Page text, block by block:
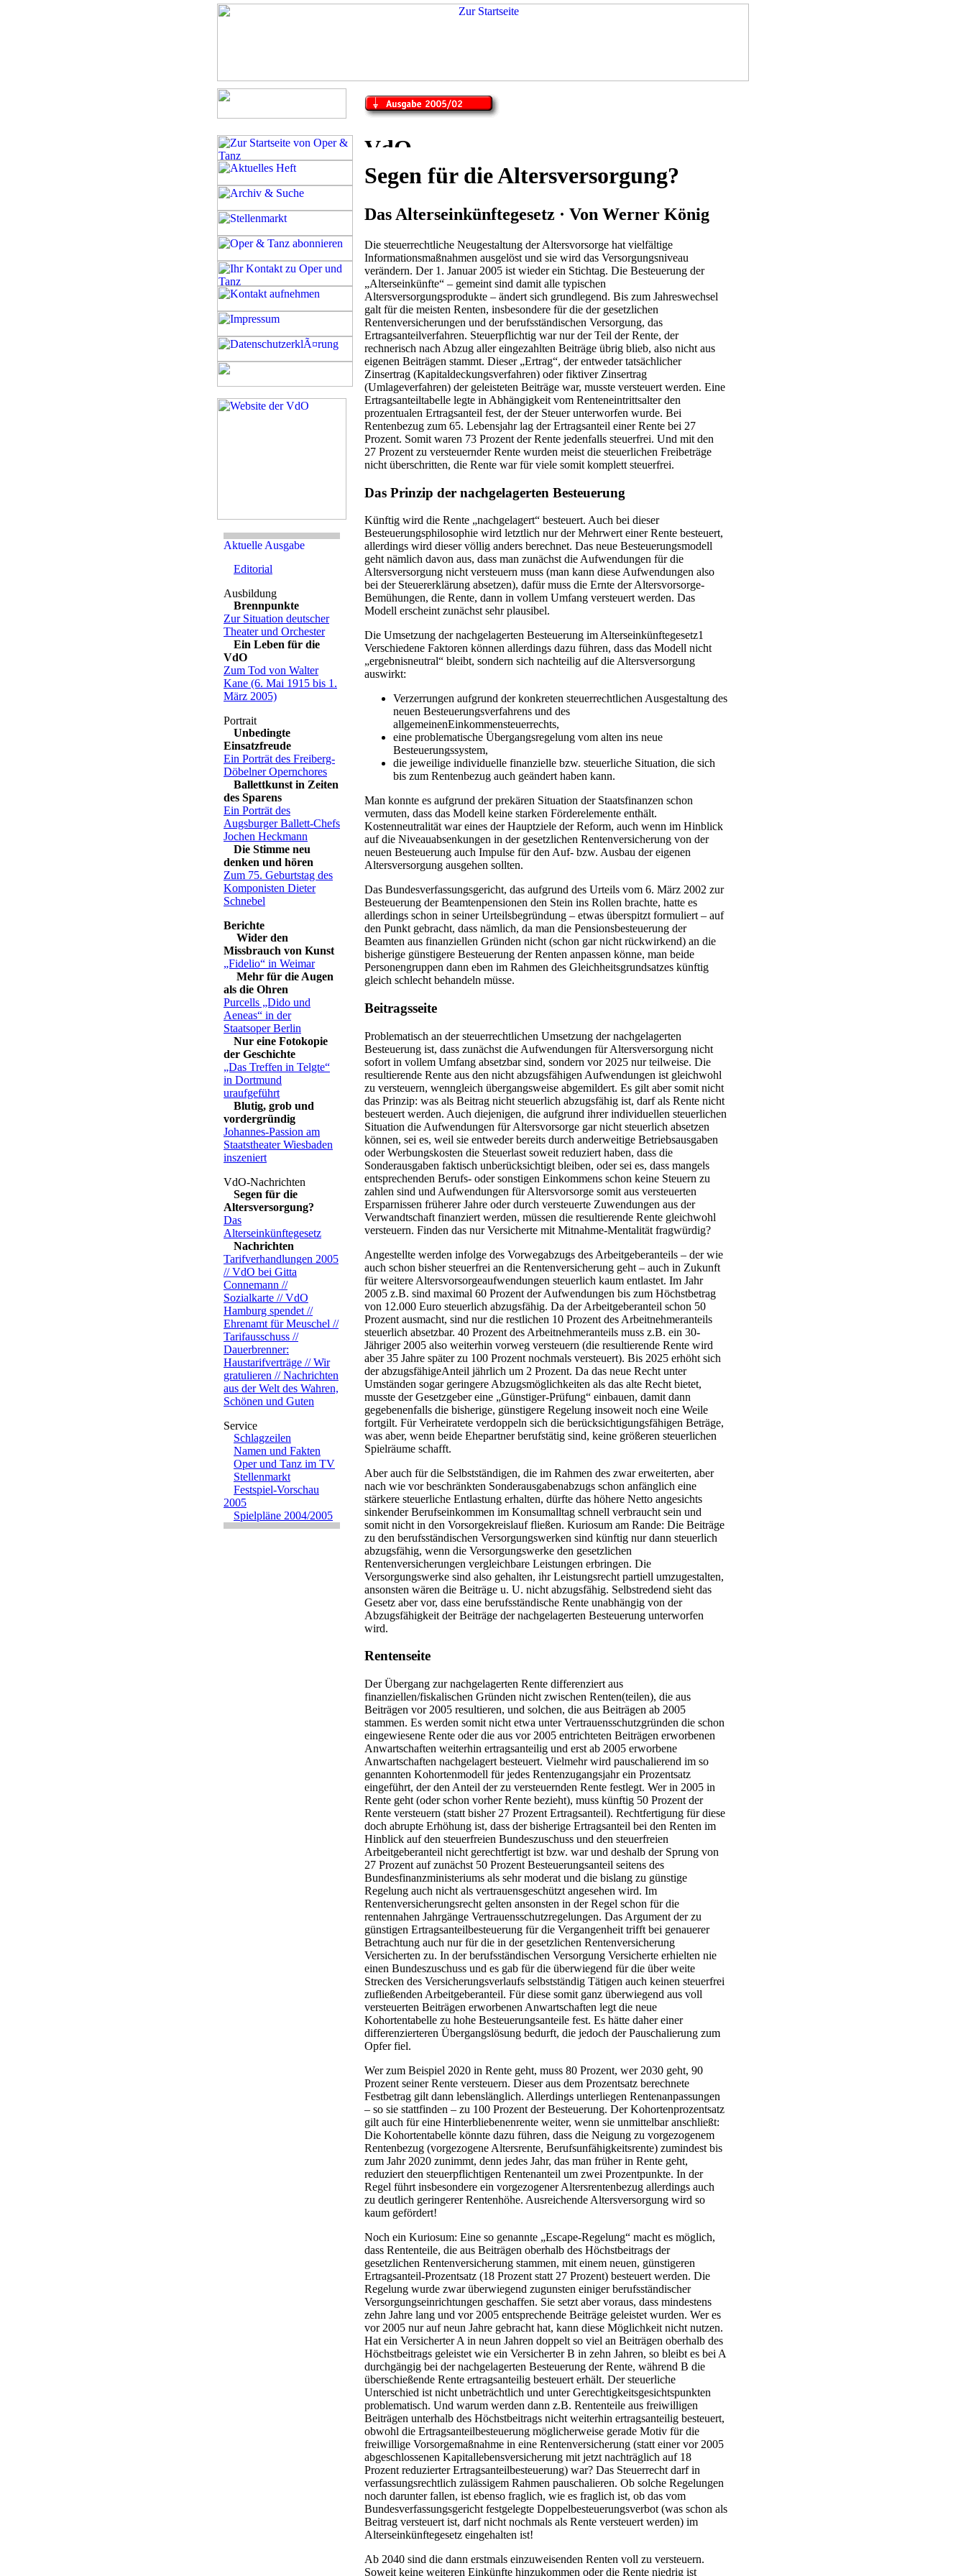
Editorial
Brennpunkte
Zur Situation deutscher
Theater und Orchester
Ein Leben für die
VdO
Zum Tod von Walter
Kane (6. Mai 1915 bis 1.
März 2005)
Unbedingte
Einsatzfreude
Ein Porträt des Freiberg-
Döbelner Opernchores
Ballettkunst in Zeiten
des Sparens
Ein Porträt des
Augsburger Ballett-Chefs
Jochen Heckmann
Die Stimme neu
denken und hören
Zum 75. Geburtstag des
Komponisten Dieter
Schnebel
Wider den
Missbrauch von Kunst
„Fidelio“ in Weimar
Mehr für die Augen
als die Ohren
Purcells „Dido und
Aeneas“ in der
Staatsoper Berlin
Nur eine Fotokopie
der Geschichte
„Das Treffen in Telgte“
in Dortmund
uraufgeführt
Blutig, grob und
vordergründig
Johannes-Passion am
Staatstheater Wiesbaden
inszeniert
Segen für die
Altersversorgung?
Das
Alterseinkünftegesetz
Nachrichten
Tarifverhandlungen 2005
// VdO bei Gitta
Connemann //
Sozialkarte // VdO
Hamburg spendet //
Ehrenamt für Meuschel //
Tarifausschuss //
Dauerbrenner:
Haustarifverträge // Wir
gratulieren // Nachrichten
aus der Welt des Wahren,
Schönen und Guten
Schlagzeilen
Namen und Fakten
Oper und Tanz im TV
Stellenmarkt
Festspiel-Vorschau
2005
Spielpläne 2004/2005
Segen für die Altersversorgung?
Das Alterseinkünftegesetz · Von Werner König
Die steuerrechtliche Neugestaltung der Altersvorsorge hat vielfältige
Informationsmaßnahmen ausgelöst und sie wird das Versorgungsniveau
verändern. Der 1. Januar 2005 ist wieder ein Stichtag. Die Besteuerung der
„Alterseinkünfte“ – gemeint sind damit alle typischen
Altersversorgungsprodukte – ändert sich grundlegend. Bis zum Jahreswechsel
galt für die meisten Renten, insbesondere für die der gesetzlichen
Rentenversicherungen und der berufsständischen Versorgung, das
Ertragsanteilverfahren. Steuerpflichtig war nur der Teil der Rente, der
rechnerisch nach Abzug aller eingezahlten Beiträge übrig blieb, also nicht aus
eigenen Beiträgen stammt. Dieser „Ertrag“, der entweder tatsächlicher
Zinsertrag (Kapitaldeckungsverfahren) oder fiktiver Zinsertrag
(Umlageverfahren) der geleisteten Beiträge war, musste versteuert werden. Eine
Ertragsanteiltabelle legte in Abhängigkeit vom Renteneintrittsalter den
prozentualen Ertragsanteil fest, der der Steuer unterworfen wurde. Bei
Rentenbezug zum 65. Lebensjahr lag der Ertragsanteil einer Rente bei 27
Prozent. Somit waren 73 Prozent der Rente jedenfalls steuerfrei. Und mit den
27 Prozent zu versteuernder Rente wurden meist die steuerlichen Freibeträge
nicht überschritten, die Rente war für viele somit komplett steuerfrei.
Das Prinzip der nachgelagerten Besteuerung
Künftig wird die Rente „nachgelagert“ besteuert. Auch bei dieser
Besteuerungsphilosophie wird letztlich nur der Mehrwert einer Rente besteuert,
allerdings wird dieser völlig anders berechnet. Das neue Besteuerungsmodell
geht nämlich davon aus, dass man zunächst die Aufwendungen für die
Altersversorgung nicht versteuern muss (man kann diese Aufwendungen also
bei der Steuererklärung absetzen), dafür muss die Ernte der Altersvorsorge-
Bemühungen, die Rente, dann in vollem Umfang versteuert werden. Das
Modell erscheint zunächst sehr plausibel.
Die Umsetzung der nachgelagerten Besteuerung im Alterseinkünftegesetz1
Verschiedene Faktoren können allerdings dazu führen, dass das Modell nicht
„ergebnisneutral“ bleibt, sondern sich nachteilig auf die Altersversorgung
auswirkt:
Verzerrungen aufgrund der konkreten steuerrechtlichen Ausgestaltung des
neuen Besteuerungsverfahrens und des
allgemeinenEinkommensteuerrechts,
eine problematische Übergangsregelung vom alten ins neue
Besteuerungssystem,
die jeweilige individuelle finanzielle bzw. steuerliche Situation, die sich
bis zum Rentenbezug auch geändert haben kann.
Man konnte es aufgrund der prekären Situation der Staatsfinanzen schon
vermuten, dass das Modell keine starken Förderelemente enthält.
Kostenneutralität war eines der Hauptziele der Reform, auch wenn im Hinblick
auf die Niveauabsenkungen in der gesetzlichen Rentenversicherung von der
neuen Besteuerung auch Impulse für den Auf- bzw. Ausbau der eigenen
Altersversorgung ausgehen sollten.
Das Bundesverfassungsgericht, das aufgrund des Urteils vom 6. März 2002 zur
Besteuerung der Beamtenpensionen den Stein ins Rollen brachte, hatte es
allerdings schon in seiner Urteilsbegründung – etwas überspitzt formuliert – auf
den Punkt gebracht, dass nämlich, da man die Pensionsbesteuerung der
Beamten aus finanziellen Gründen nicht (schon gar nicht rückwirkend) an die
bisherige günstigere Besteuerung der Renten anpassen könne, man beide
Personengruppen dann eben im Rahmen des Gleichheitsgrundsatzes künftig
gleich schlecht behandeln müsse.
Beitragsseite
Problematisch an der steuerrechtlichen Umsetzung der nachgelagerten
Besteuerung ist, dass zunächst die Aufwendungen für Altersversorgung nicht
sofort in vollem Umfang absetzbar sind, sondern vor 2025 nur teilweise. Die
resultierende Rente aus den nicht abzugsfähigen Aufwendungen ist gleichwohl
zu versteuern, wenngleich übergangsweise abgemildert. Es gilt aber somit nicht
das Prinzip: was als Beitrag nicht steuerlich abzugsfähig ist, darf als Rente nicht
besteuert werden. Auch diejenigen, die aufgrund ihrer individuellen steuerlichen
Situation die Aufwendungen für Altersvorsorge gar nicht steuerlich absetzen
können, sei es, weil sie entweder bereits durch anderweitige Betriebsausgaben
oder Werbungskosten die Steuerlast soweit reduziert haben, dass die
Sonderausgaben faktisch unberücksichtigt bleiben, oder sei es, dass mangels
entsprechenden Berufs- oder sonstigen Einkommens schon keine Steuern zu
zahlen sind und Aufwendungen für Altersvorsorge somit aus versteuerten
Ersparnissen früherer Jahre oder durch versteuerte Zuwendungen aus der
Verwandtschaft finanziert werden, müssen die resultierende Rente gleichwohl
versteuern. Finden das nur Versicherte mit Mitnahme-Mentalität fragwürdig?
Angestellte werden infolge des Vorwegabzugs des Arbeitgeberanteils – der wie
auch schon bisher steuerfrei an die Rentenversicherung geht – auch in Zukunft
für weitere Altersvorsorgeaufwendungen steuerlich kaum entlastet. Im Jahr
2005 z.B. sind maximal 60 Prozent der Aufwendungen bis zum Höchstbetrag
von 12.000 Euro steuerlich abzugsfähig. Da der Arbeitgeberanteil schon 50
Prozent ausmacht, sind nur die restlichen 10 Prozent des Arbeitnehmeranteils
steuerlich absetzbar. 40 Prozent des Arbeitnehmeranteils muss z.B. ein 30-
Jähriger 2005 also weiterhin vorweg versteuern (die resultierende Rente wird
aber 35 Jahre später zu 100 Prozent nochmals versteuert). Bis 2025 erhöht sich
der abzugsfähigeAnteil jährlich um 2 Prozent. Da das neue Recht unter
Umständen sogar geringere Abzugsmöglichkeiten als das alte Recht bietet,
musste der Gesetzgeber eine „Günstiger-Prüfung“ einbauen, damit dann
gegebenenfalls die bisherige, günstigere Regelung insoweit noch eine Weile
fortgilt. Für Verheiratete verdoppeln sich die berücksichtigungsfähigen Beträge,
was aber, wenn beide Ehepartner berufstätig sind, keine größeren steuerlichen
Spielräume schafft.
Aber auch für die Selbstständigen, die im Rahmen des zwar erweiterten, aber
nach wie vor beschränkten Sonderausgabenabzugs schon anfänglich eine
stärkere steuerliche Entlastung erhalten, dürfte das höhere Netto angesichts
sinkender Berufseinkommen im Konsumalltag schnell verbraucht sein und
somit nicht in den Vorsorgekreislauf fließen. Kuriosum am Rande: Die Beiträge
zu den berufsständischen Versorgungswerken sind künftig nur dann steuerlich
abzugsfähig, wenn die Versorgungswerke den gesetzlichen
Rentenversicherungen vergleichbare Leistungen erbringen. Die
Versorgungswerke sind also gehalten, ihr Leistungsrecht partiell umzugestalten,
ansonsten wären die Beiträge u. U. nicht abzugsfähig. Selbstredend sieht das
Gesetz aber vor, dass eine berufsständische Rente unabhängig von der
Abzugsfähigkeit der Beiträge der nachgelagerten Besteuerung unterworfen
wird.
Rentenseite
Der Übergang zur nachgelagerten Rente differenziert aus
finanziellen/fiskalischen Gründen nicht zwischen Renten(teilen), die aus
Beiträgen vor 2005 resultieren, und solchen, die aus Beiträgen ab 2005
stammen. Es werden somit nicht etwa unter Vertrauensschutzgründen die schon
eingewiesene Rente oder die aus vor 2005 entrichteten Beiträgen erworbenen
Anwartschaften weiterhin ertragsanteilig und erst ab 2005 erworbene
Anwartschaften nachgelagert besteuert. Vielmehr wird pauschalierend im so
genannten Kohortenmodell für jedes Rentenzugangsjahr ein Prozentsatz
eingeführt, der den Anteil der zu versteuernden Rente festlegt. Wer in 2005 in
Rente geht (oder schon vorher Rente bezieht), muss künftig 50 Prozent der
Rente versteuern (statt bisher 27 Prozent Ertragsanteil). Rechtfertigung für diese
doch abrupte Erhöhung ist, dass der bisherige Ertragsanteil bei den Renten im
Hinblick auf den steuerfreien Bundeszuschuss und den steuerfreien
Arbeitgeberanteil nicht gerechtfertigt ist bzw. war und deshalb der Sprung von
27 Prozent auf zunächst 50 Prozent Besteuerungsanteil seitens des
Bundesfinanzministeriums als sehr moderat und die bislang zu günstige
Regelung auch nicht als vertrauensgeschützt angesehen wird. Im
Rentenversicherungsrecht gelten ansonsten in der Regel schon für die
rentennahen Jahrgänge Vertrauensschutzregelungen. Das Argument der zu
günstigen Ertragsanteilbesteuerung für die Vergangenheit trifft bei genauerer
Betrachtung auch nur für die in der gesetzlichen Rentenversicherung
Versicherten zu. In der berufsständischen Versorgung Versicherte erhielten nie
einen Bundeszuschuss und es gab für die überwiegend für die über weite
Strecken des Versicherungsverlaufs selbstständig Tätigen auch keinen steuerfrei
zufließenden Arbeitgeberanteil. Für diese somit ganz überwiegend aus voll
versteuerten Beiträgen erworbenen Anwartschaften legt die neue
Kohortentabelle zu hohe Besteuerungsanteile fest. Es hätte daher einer
differenzierteren Übergangslösung bedurft, die jedoch der Pauschalierung zum
Opfer fiel.
Wer zum Beispiel 2020 in Rente geht, muss 80 Prozent, wer 2030 geht, 90
Prozent seiner Rente versteuern. Dieser aus dem Prozentsatz berechnete
Festbetrag gilt dann lebenslänglich. Allerdings unterliegen Rentenanpassungen
– so sie stattfinden – zu 100 Prozent der Besteuerung. Der Kohortenprozentsatz
gilt auch für eine Hinterbliebenenrente weiter, wenn sie unmittelbar anschließt:
Die Kohortentabelle könnte dazu führen, dass die Neigung zu vorgezogenem
Rentenbezug (vorgezogene Altersrente, Berufsunfähigkeitsrente) zumindest bis
zum Jahr 2020 zunimmt, denn jedes Jahr, das man früher in Rente geht,
reduziert den steuerpflichtigen Rentenanteil um zwei Prozentpunkte. In der
Regel führt insbesondere ein vorgezogener Altersrentenbezug allerdings auch
zu deutlich geringerer Rentenhöhe. Ausreichende Altersversorgung wird so
kaum gefördert!
Noch ein Kuriosum: Eine so genannte „Escape-Regelung“ macht es möglich,
dass Rententeile, die aus Beiträgen oberhalb des Höchstbeitrags der
gesetzlichen Rentenversicherung stammen, mit einem neuen, günstigeren
Ertragsanteil-Prozentsatz (18 Prozent statt 27 Prozent) besteuert werden. Die
Regelung wurde zwar überwiegend zugunsten einiger berufsständischer
Versorgungseinrichtungen geschaffen. Sie setzt aber voraus, dass mindestens
zehn Jahre lang und vor 2005 entsprechende Beiträge geleistet wurden. Wer es
vor 2005 nur auf neun Jahre gebracht hat, kann diese Möglichkeit nicht nutzen.
Hat ein Versicherter A in neun Jahren doppelt so viel an Beiträgen oberhalb des
Höchstbeitrags geleistet wie ein Versicherter B in zehn Jahren, so bleibt es bei A
durchgängig bei der nachgelagerten Besteuerung der Rente, während B die
überschießende Rente ertragsanteilig besteuert erhält. Der steuerliche
Unterschied ist nicht unbeträchtlich und unter Gerechtigkeitsgesichtspunkten
problematisch. Und warum werden dann z.B. Rententeile aus freiwilligen
Beiträgen unterhalb des Höchstbeitrags nicht weiterhin ertragsanteilig besteuert,
obwohl die Ertragsanteilbesteuerung möglicherweise gerade Motiv für die
freiwillige Vorsorgemaßnahme in eine Rentenversicherung (statt einer vor 2005
abgeschlossenen Kapitallebensversicherung mit jetzt nachträglich auf 18
Prozent reduzierter Ertragsanteilbesteuerung) war? Das Steuerrecht darf in
verfassungsrechtlich zulässigem Rahmen pauschalieren. Ob solche Regelungen
noch darunter fallen, ist ebenso fraglich, wie es fraglich ist, ob das vom
Bundesverfassungsgericht festgelegte Doppelbesteuerungsverbot (was schon als
Beitrag versteuert ist, darf nicht nochmals als Rente versteuert werden) im
Alterseinkünftegesetz eingehalten ist!
Ab 2040 sind die dann erstmals einzuweisenden Renten voll zu versteuern.
Soweit keine weiteren Einkünfte hinzukommen oder die Rente niedrig ist